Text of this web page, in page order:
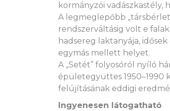
kormányzói vadászkastély,
A legmeglepőbb
rendszerváltásig volt e
hadsereg laktanyája,
egymás mellett helyet.
A „Setét” folyosóról nyíló
épületegyüttes 1950–1990
felújításának eddigi
Ingyenesen látogatható